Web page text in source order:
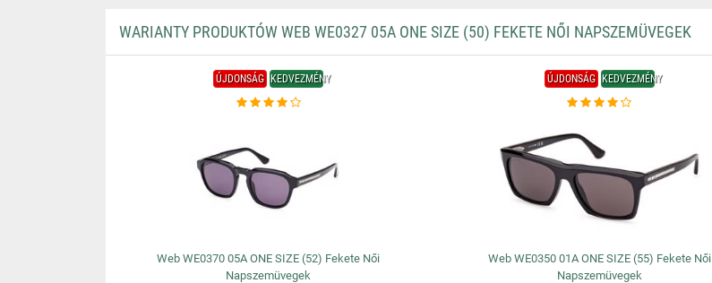
WARIANTY PRODUKTÓW WEB WE0327 05A ONE SIZE (50) FEKETE NŐI NAPSZEMÜVEGEK
ÚJDONSÁG KEDVEZMÉNY
Web WE0370 05A ONE SIZE (52) Fekete Női
Napszemüvegek
ÚJDONSÁG KEDVEZMÉNY
Web WE0350 01A ONE SIZE (55) Fekete Női
Napszemüvegek